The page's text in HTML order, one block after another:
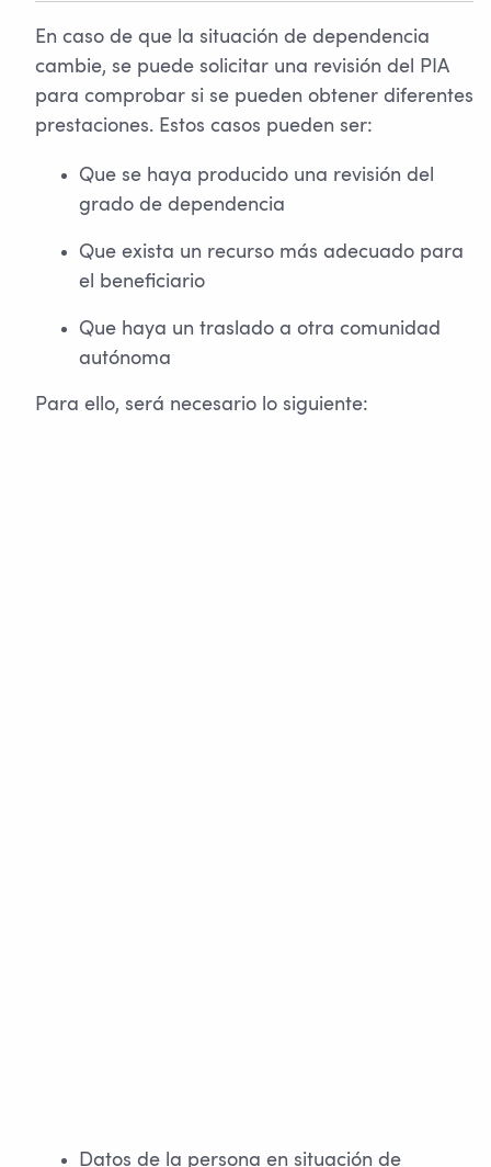
En caso de que la situación de dependencia
cambie, se puede solicitar una revisión del PIA
para comprobar si se pueden obtener diferentes
prestaciones. Estos casos pueden ser:
Que se haya producido una revisión del
grado de dependencia
Que exista un recurso más adecuado para
el beneficiario
Que haya un traslado a otra comunidad
autónoma
Para ello, será necesario lo siguiente:
Datos de la persona en situación de